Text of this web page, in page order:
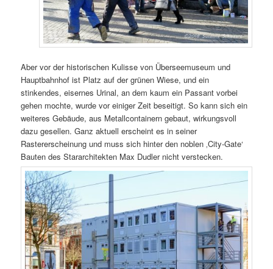
Aber vor der historischen Kulisse von Überseemuseum und
Hauptbahnhof ist Platz auf der grünen Wiese, und ein
stinkendes, eisernes Urinal, an dem kaum ein Passant vorbei
gehen mochte, wurde vor einiger Zeit beseitigt. So kann sich ein
weiteres Gebäude, aus Metallcontainern gebaut, wirkungsvoll
dazu gesellen. Ganz aktuell erscheint es in seiner
Rastererscheinung und muss sich hinter den noblen ‚City-Gate‘
Bauten des Stararchitekten Max Dudler nicht verstecken.